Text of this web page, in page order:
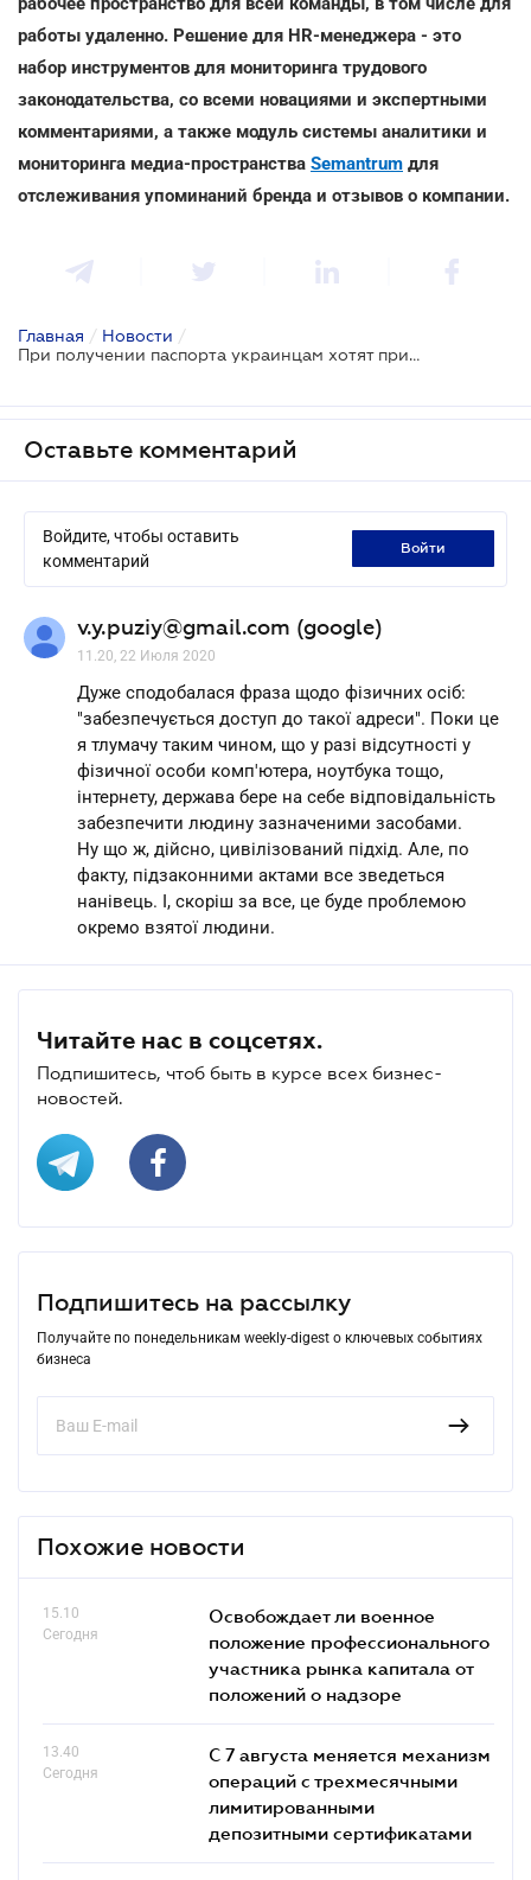
работы удаленно. Решение для HR-менеджера - это
набор инструментов для мониторинга трудового
законодательства, со всеми новациями и экспертными
комментариями, а также модуль системы аналитики и
мониторинга медиа-пространства Semantrum для
отслеживания упоминаний бренда и отзывов о компании.
Главная / Новости /
При получении паспорта украинцам хотят присваивать официальный электронный адрес
Оставьте комментарий
Войдите, чтобы оставить
комментарий
войти
v.y.puziy@gmail.com (google)
11.20, 22 Июля 2020
Дуже сподобалася фраза щодо фізичних осіб:
"забезпечується доступ до такої адреси". Поки це
я тлумачу таким чином, що у разі відсутності у
фізичної особи комп'ютера, ноутбука тощо,
інтернету, держава бере на себе відповідальність
забезпечити людину зазначеними засобами.
Ну що ж, дійсно, цивілізований підхід. Але, по
факту, підзаконними актами все зведеться
нанівець. І, скоріш за все, це буде проблемою
окремо взятої людини.
Читайте нас в соцсетях.
Подпишитесь, чтоб быть в курсе всех бизнес-
новостей.
Подпишитесь на рассылку
Получайте по понедельникам weekly-digest о ключевых событиях
бизнеса
Похожие новости
15.10
Сегодня
Освобождает ли военное
положение профессионального
участника рынка капитала от
положений о надзоре
13.40
Сегодня
С 7 августа меняется механизм
операций с трехмесячными
лимитированными
депозитными сертификатами